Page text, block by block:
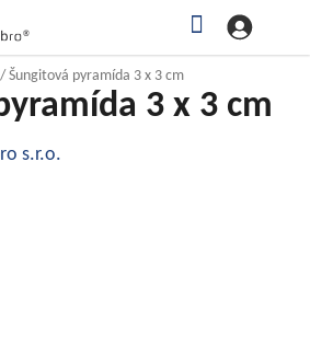
/ Šungitová pyramída 3 x 3 cm
3 x 3 cm
s.r.o.